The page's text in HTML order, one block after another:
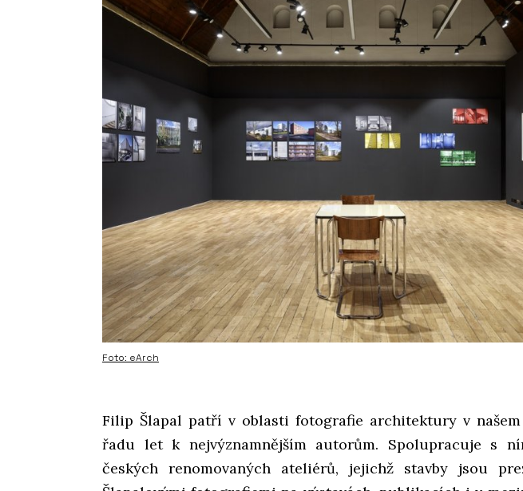
Foto: eArch
Filip Šlapal patří v oblasti fotografie architektury v
řadu let k nejvýznamnějším autorům. Spolupracuje s
českých renomovaných ateliérů, jejichž stavby jsou